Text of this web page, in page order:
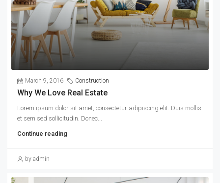
March 9, 2016 Construction
Why We Love Real Estate
Lorem ipsum dolor sit amet, consectetur adipiscing elit. Duis mollis
et sem sed sollicitudin. Donec...
Continue reading
by admin